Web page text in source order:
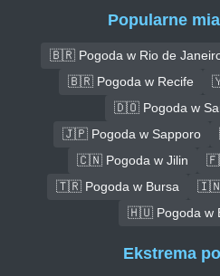
Popularne
🇧🇷 Pogoda w Rio de
🇧🇷 Pogoda w Recife
🇩🇴 Pogoda w
🇯🇵 Pogoda w Sapporo
🇨🇳 Pogoda w Jilin
🇹🇷 Pogoda w Bursa
🇮🇳
🇭🇺 Pogoda w
Ekstrema